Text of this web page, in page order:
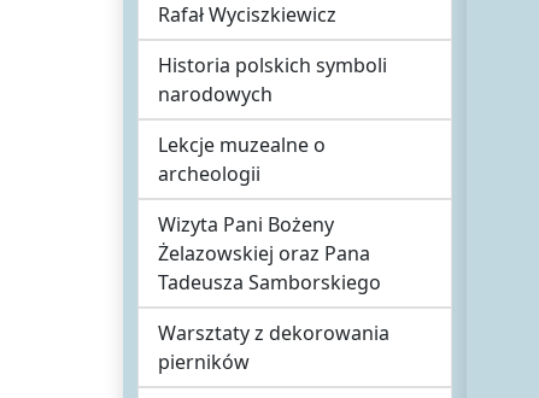
Rafał Wyciszkiewicz
Historia polskich symboli
narodowych
Lekcje muzealne o
archeologii
Wizyta Pani Bożeny
Żelazowskiej oraz Pana
Tadeusza Samborskiego
Warsztaty z dekorowania
pierników